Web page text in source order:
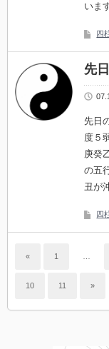
いま
四
先
先日
度５
庚癸
の五
丑が
四
« 1
10 11 »